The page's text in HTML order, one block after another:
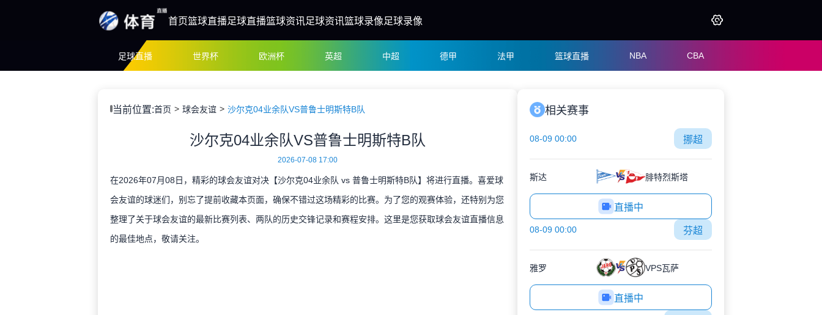
首页篮球直播足球直播篮球资讯足球资讯篮球录像足球录像
足球直播 世界杯 欧洲杯 英超 中超 德甲 法甲 篮球直播 NBA CBA
当前位置:首页 球会友谊 沙尔克04业余队VS普鲁士明斯特B队
沙尔克04业余队VS普鲁士明斯特B队
2026-07-08 17:00
在2026年07月08日，精彩的球会友谊对决【沙尔克04业余队 vs 普鲁士明斯特B队】将进行直播。喜爱球
会友谊的球迷们，别忘了提前收藏本页面，确保不错过这场精彩的比赛。为了您的观赛体验，还特别为您
整理了关于球会友谊的最新比赛列表、两队的历史交锋记录和赛程安排。这里是您获取球会友谊直播信息
的最佳地点，敬请关注。
相关赛事
08-09 00:00 挪超
斯达 腓特烈斯塔
直播中
08-09 00:00 芬超
雅罗 VPS瓦萨
直播中